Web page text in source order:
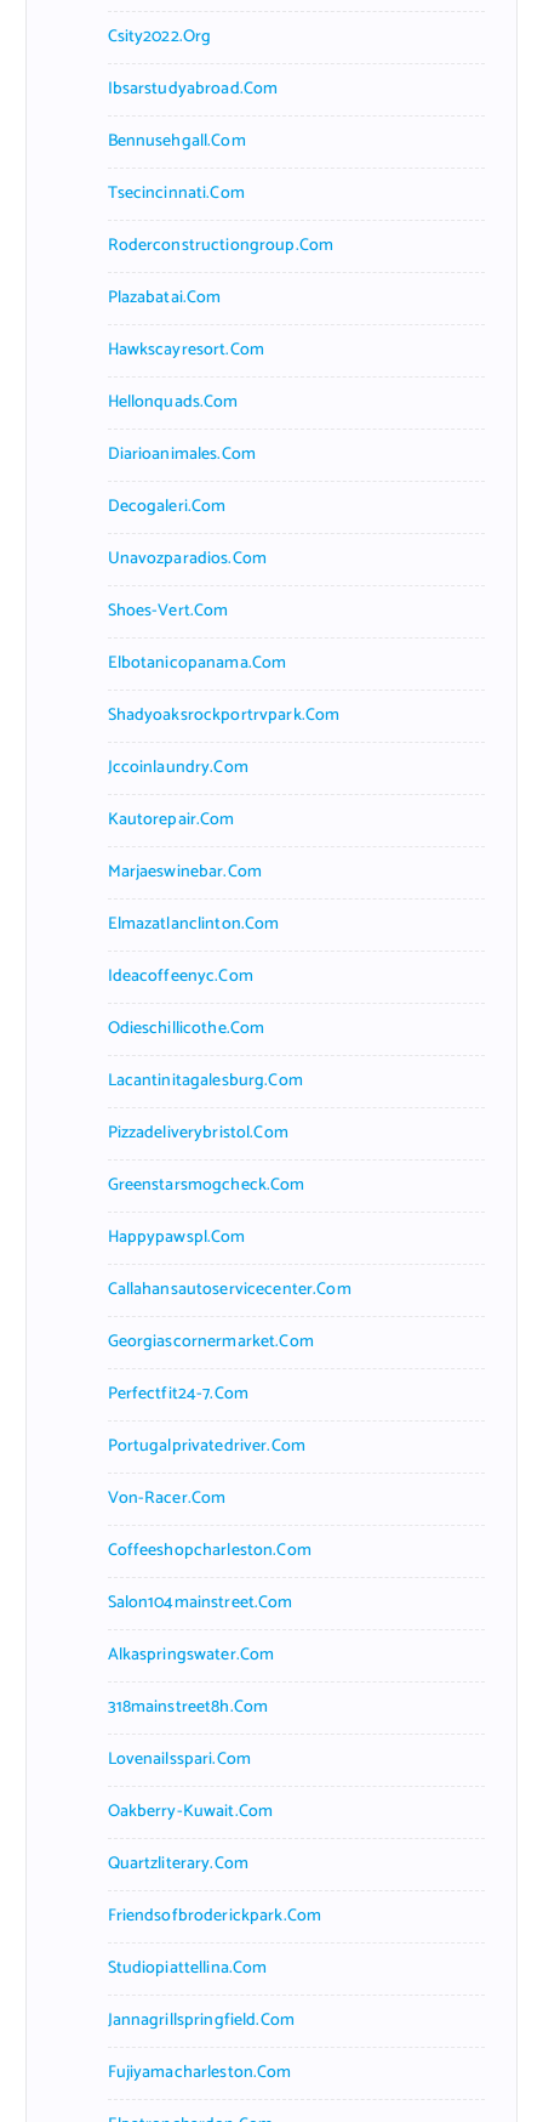
Csity2022.org
Ibsarstudyabroad.com
Bennusehgall.com
Tsecincinnati.com
Roderconstructiongroup.com
Plazabatai.com
Hawkscayresort.com
Hellonquads.com
Diarioanimales.com
Decogaleri.com
Unavozparadios.com
Shoes-Vert.com
Elbotanicopanama.com
Shadyoaksrockportrvpark.com
Jccoinlaundry.com
Kautorepair.com
Marjaeswinebar.com
Elmazatlanclinton.com
Ideacoffeenyc.com
Odieschillicothe.com
Lacantinitagalesburg.com
Pizzadeliverybristol.com
Greenstarsmogcheck.com
Happypawspl.com
Callahansautoservicecenter.com
Georgiascornermarket.com
Perfectfit24-7.com
Portugalprivatedriver.com
Von-Racer.com
Coffeeshopcharleston.com
Salon104mainstreet.com
Alkaspringswater.com
318mainstreet8h.com
Lovenailsspari.com
Oakberry-Kuwait.com
Quartzliterary.com
Friendsofbroderickpark.com
Studiopiattellina.com
Jannagrillspringfield.com
Fujiyamacharleston.com